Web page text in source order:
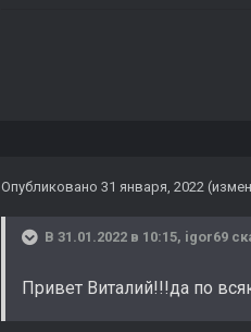
Опубликовано 31 января, 2022
В 31.01.2022 в 10:15, igor69
Привет Виталий!!!да по